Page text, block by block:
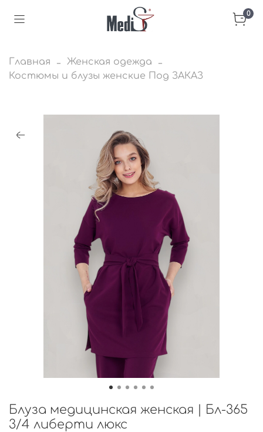
0
Главная
Женская одежда
Костюмы и блузы женские Под ЗАКАЗ
Блуза медицинская женская | Бл-365
3/4 либерти люкс